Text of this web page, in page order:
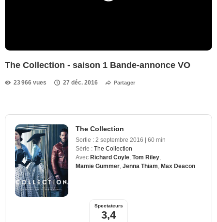
The Collection - saison 1 Bande-annonce VO
23 966 vues 27 déc. 2016 Partager
The Collection
Sortie : 2 septembre 2016 | 60 min
Série : The Collection
Avec Richard Coyle Tom Riley
Mamie Gummer Jenna Thiam Max Deacon
Spectateurs
3,4